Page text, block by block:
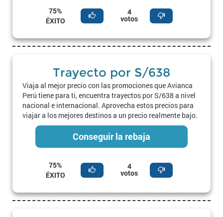
75%
ÉXITO
4
votos
Trayecto por S/638
Viaja al mejor precio con las promociones que Avianca
Perú tiene para ti, encuentra trayectos por S/638 a nivel
nacional e internacional. Aprovecha estos precios para
viajar a los mejores destinos a un precio realmente bajo.
Conseguir la rebaja
75%
ÉXITO
4
votos